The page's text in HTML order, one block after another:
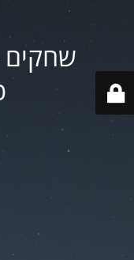
שחקים